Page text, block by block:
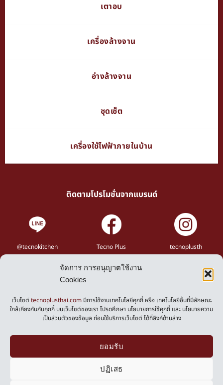
จัดการ การอนุญาตใช้งาน
Cookies
เว็บไซต์tecnoplusthai.comมีการใช้งานเทคโนโลยีคุกกี้ หรือ เทคโนโลยีอื่นที่มีลักษณะ
ใกล้เคียงกันกับคุกกี้ บนเว็บไซต์ของเรา โปรดศึกษา นโยบายการใช้คุกกี้ และ นโยบายความ
เป็นส่วนตัวของข้อมูล ก่อนใช้บริการเว็บไซต์ ได้ที่ลิงค์ด้านล่าง
ยอมรับ
ปฏิเสธ
เตาอบ
เครื่องล้างจาน
อ่างล้างจาน
ชุดเซ็ต
เครื่องใช้ไฟฟ้าภายในบ้าน
ติดตามโปรโมชั่นจากแบรนด์
@tecnokitchen Tecno Plus tecnoplusth
Privacy Policy
Powered by